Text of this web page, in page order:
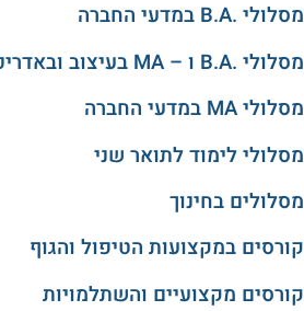
מסלולי .B.A במדעי החברה
מסלולי .B.A ו – MA בעיצוב ובאדריכלות
מסלולי MA במדעי החברה
מסלולי לימוד לתואר שני
מסלולים בחינוך
קורסים במקצועות הטיפול והגוף
קורסים מקצועיים והשתלמויות